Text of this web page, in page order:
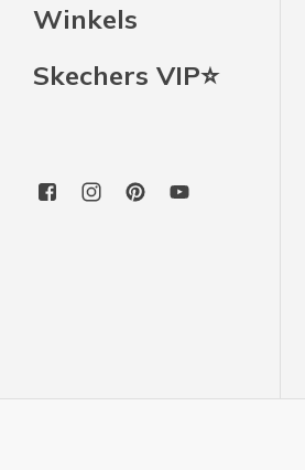
Winkels
Skechers VIP⭐